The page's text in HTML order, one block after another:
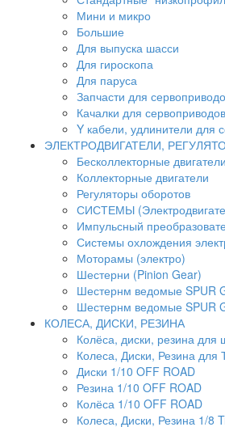
Мини и микро
Большие
Для выпуска шасси
Для гироскопа
Для паруса
Запчасти для
Качалки для сервоприводов
Y кабели, удлинители для
ЭЛЕКТРОДВИГАТЕЛИ,
Бесколлекторные двигатели
Коллекторные двигатели
Регуляторы оборотов
СИСТЕМЫ
Импульсный
Системы охлождения
Моторамы (электро)
Шестерни (Pinion Gear)
Шестернм ведомые SPUR
Шестернм ведомые SPUR
КОЛЕСА, ДИСКИ, РЕЗИНА
Колёса, диски, резина для
Колеса, Диски, Резина
Диски 1/10 OFF ROAD
Резина 1/10 OFF ROAD
Колёса 1/10 OFF ROAD
Колеса, Диски, Резина 1/8